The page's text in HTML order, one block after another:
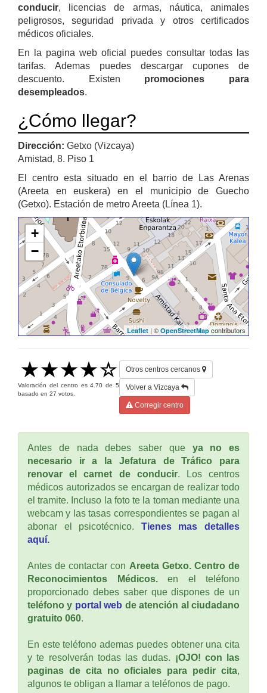
conducir, licencias de armas, náutica, animales
peligrosos, seguridad privada y otros certificados
médicos oficiales.
En la pagina web oficial puedes consultar todas las
tarifas. Ademas puedes descargar cupones de
descuento. Existen promociones para
desempleados.
¿Cómo llegar?
Dirección: Getxo (Vizcaya)
Amistad, 8. Piso 1
El centro esta situado en el barrio de Las Arenas
(Areeta en euskera) en el municipio de Guecho
(Getxo). Estación de metro Areeta (Línea 1).
+
−
Leaflet | © OpenStreetMapcontributors
Valoración del centro es4.70 de5
basado en 27 votos.
Otros centros cercanos
Volver a Vizcaya
Corregir centro
Antes de nada debes saber que ya no es
necesario ir a la Jefatura de Tráfico para
renovar el carnet de conducir. Los centros
médicos autorizados se encargan de realizar todo
el tramite. Incluso la foto te la toman mediante una
webcam y las tasas correspondientes se pagan al
abonar el psicotécnico. Tienes mas detalles
aquí.
Antes de contactar con Areeta Getxo. Centro de
Reconocimientos Médicos.en el teléfono
proporcionado debes saber que dispones de un
teléfono y portal web de atención al ciudadano
gratuito 060.
En este teléfono ademas puedes obtener una cita
y te resolverán todas las dudas. ¡OJO! con las
paginas de cita no oficiales para pedir cita,
algunos te obligan a llamar a teléfonos de pago.